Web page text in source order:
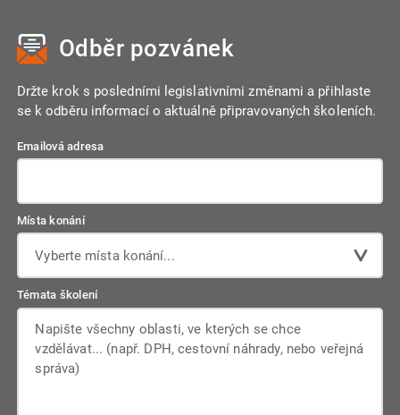
Odběr pozvánek
Držte krok s posledními legislativními změnami a přihlaste
se k odběru informací o aktuálně připravovaných školeních.
Emailová adresa
Místa konání
Vyberte místa konání...
Témata školení